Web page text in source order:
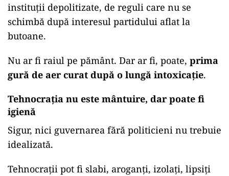
instituții depolitizate, de reguli care nu se
schimbă după interesul partidului aflat la
butoane.
Nu ar fi raiul pe pământ. Dar ar fi, poate, prima
gură de aer curat după o lungă intoxicație.
Tehnocrația nu este mântuire, dar poate fi
igienă
Sigur, nici guvernarea fără politicieni nu trebuie
idealizată.
Tehnocrații pot fi slabi, aroganți, izolați, lipsiți